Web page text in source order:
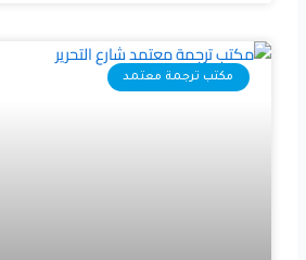
مكتب ترجمة معتمد